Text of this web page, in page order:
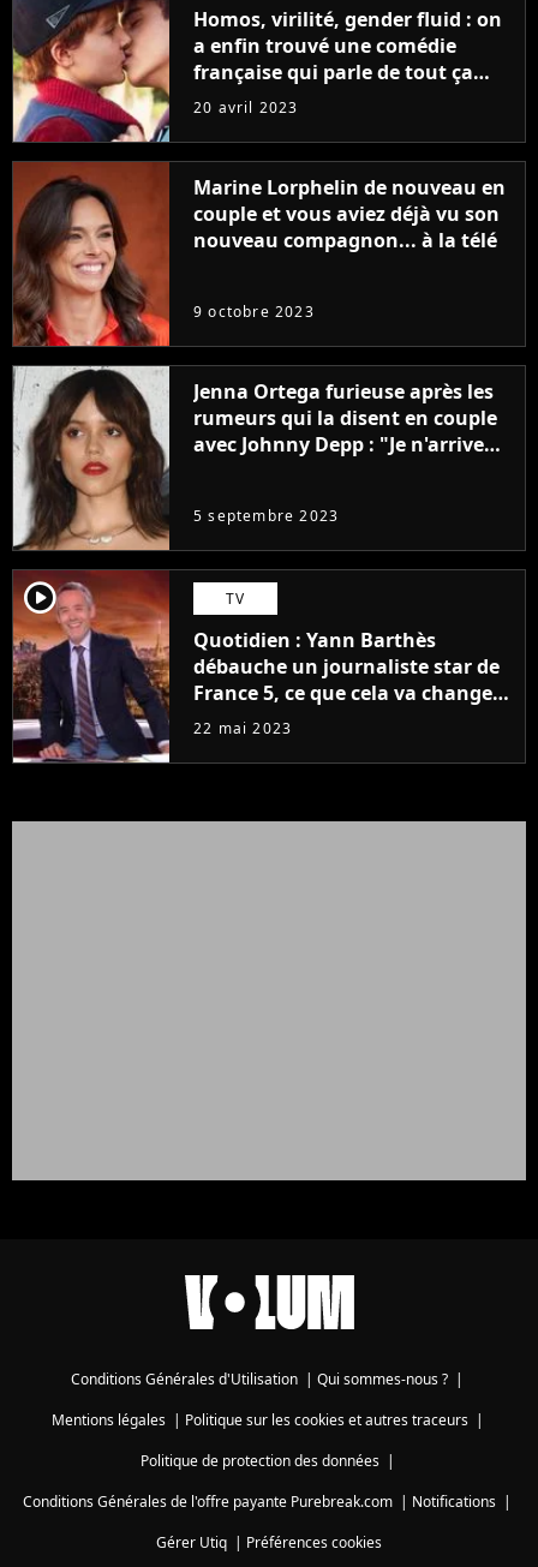
Homos, virilité, gender fluid : on
a enfin trouvé une comédie
française qui parle de tout ça
sans être super ringarde
20 avril 2023
Marine Lorphelin de nouveau en
couple et vous aviez déjà vu son
nouveau compagnon... à la télé
9 octobre 2023
Jenna Ortega furieuse après les
rumeurs qui la disent en couple
avec Johnny Depp : "Je n'arrive
5 septembre 2023
player2 TV
Quotidien : Yann Barthès
débauche un journaliste star de
France 5, ce que cela va changer
à la rentrée
22 mai 2023
Conditions Générales d'Utilisation | Qui sommes-nous ? |
Mentions légales| Politique sur les cookies et autres traceurs|
Politique de protection des données|
Conditions Générales de l'offre payante Purebreak.com | Notifications |
Gérer Utiq | Préférences cookies